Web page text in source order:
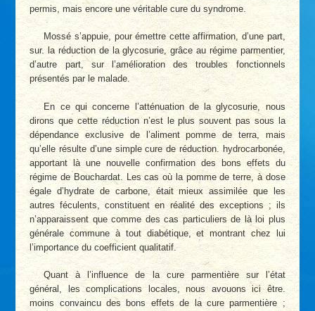
permis, mais encore une véritable cure du syndrome.
Mossé s’appuie, pour émettre cette affirmation, d’une part,
sur. la réduction de la glycosurie, grâce au régime parmentier,
d’autre part, sur l’amélioration des troubles fonctionnels
présentés par le malade.
En ce qui concerne l’atténuation de la glycosurie, nous
dirons que cette réduction n’est le plus souvent pas sous la
dépendance exclusive de l’aliment pomme de terra, mais
qu’elle résulte d’une simple cure de réduction. hydrocarbonée,
apportant là une nouvelle confirmation des bons effets du
régime de Bouchardat. Les cas où la pomme de terre, à dose
égale d’hydrate de carbone, était mieux assimilée que les
autres féculents, constituent en réalité des exceptions ; ils
n’apparaissent que comme des cas particuliers de là loi plus
générale commune à tout diabétique, et montrant chez lui
l’importance du coefficient qualitatif.
Quant à l’influence de la cure parmentière sur l’état
général, les complications locales, nous avouons ici être.
moins convaincu des bons effets de la cure parmentière ;